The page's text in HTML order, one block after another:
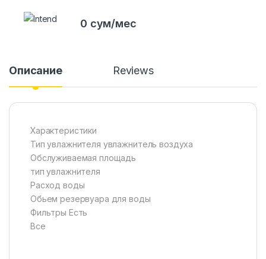
0 сум/мес
Описание Reviews
Характеристики
Тип увлажнителя увлажнитель воздуха
Обслуживаемая площадь
тип увлажнителя
Расход воды
Обьем резервуара для воды
Фильтры Есть
Все